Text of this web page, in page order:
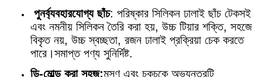
পুনর্ব্যবহারযোগ্য ছাঁচ: পরিষ্কার সিলিকন ঢালাই ছাঁচ টেকসই
এবং নমনীয় সিলিকন তৈরি করা হয়, উচ্চ টিয়ার শক্তি, সহজে
বিকৃত নয়, উচ্চ স্বচ্ছতা, রজন ঢালাই প্রক্রিয়া চেক করতে
পারে।সমাপ্ত পণ্য সুনির্দিষ্ট.
ডি-মোল্ড করা সহজ:মসৃণ এবং চকচকে অভ্যন্তরটি